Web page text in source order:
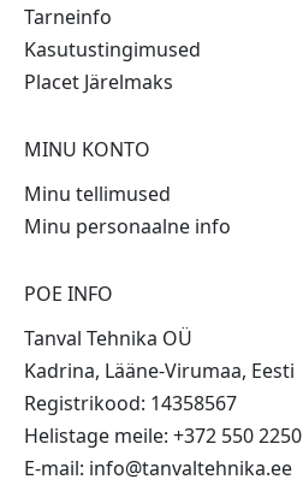
Tarneinfo
Kasutustingimused
Placet Järelmaks
MINU KONTO
Minu tellimused
Minu personaalne info
POE INFO
Tanval Tehnika OÜ
Kadrina, Lääne-Virumaa, Eesti
Registrikood: 14358567
Helistage meile: +372 550 2250
E-mail: info@tanvaltehnika.ee